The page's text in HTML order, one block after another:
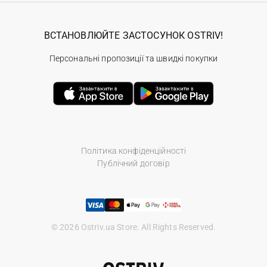
Політика конфіденційності
Публічний договір
© 2026 Ostriv.ua Store. All Rights Reserved.
ВСТАНОВЛЮЙТЕ ЗАСТОСУНОК OSTRIV!
Персональні пропозиції та швидкі покупки